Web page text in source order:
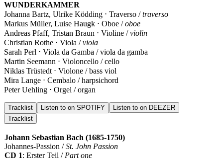
WUNDERKAMMER
Johanna Bartz, Ulrike Ködding ⋅ Traverso /traverso
Markus Müller, Luise Haugk ⋅ Oboe /oboe
Andreas Pfaff, Tristan Braun ⋅ Violine /violin
Christian Rothe ⋅ Viola /viola
Sarah Perl ⋅ Viola da Gamba / viola da gamba
Martin Seemann ⋅ Violoncello / cello
Niklas Trüstedt ⋅ Violone / bass viol
Mira Lange ⋅ Cembalo / harpsichord
Peter Uehling ⋅ Orgel / organ
Tracklist Listen to on SPOTIFY
Listen to on DEEZER
Tracklist
Johann Sebastian Bach (1685-1750)
Johannes-Passion /St. John Passion
CD 1: Erster Teil / Part one